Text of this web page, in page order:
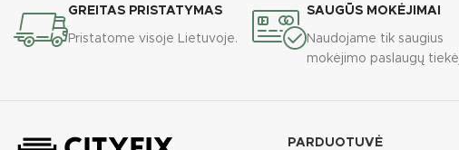
GREITAS PRISTATYMAS
Pristatome visoje Lietuvoje.
SAUGŪS MOKĖJIMAI
Naudojame tik saugius
mokėjimo paslaugų
PARDUOTUVĖ